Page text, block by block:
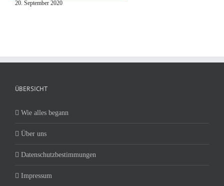
20. September 2020
ÜBERSICHT
Wie alles begann
Über uns
Datenschutzbestimmungen
Impressum